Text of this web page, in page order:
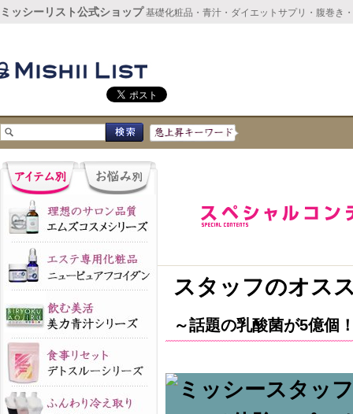
ミッシーリスト公式ショップ 基礎化粧品・青汁・ダイエットサプリ・腹巻き
スタッフのオス
～話題の乳酸菌が5億個